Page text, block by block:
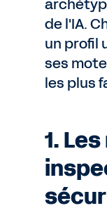
de l'IA.
un profil
ses
les plus
1.